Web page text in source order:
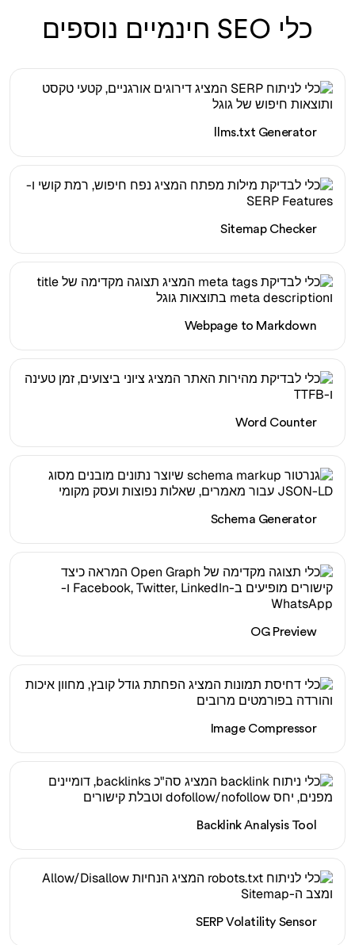
כלי SEO חינמיים נוספים
llms.txt Generator
Sitemap Checker
Webpage to Markdown
Word Counter
Schema Generator
OG Preview
Image Compressor
Backlink Analysis Tool
SERP Volatility Sensor